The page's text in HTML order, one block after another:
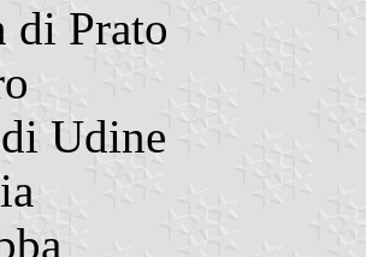
di Prato
Udine